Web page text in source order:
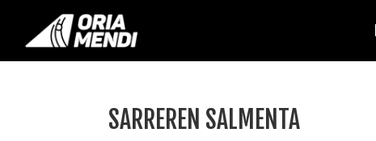
SARREREN SALMENTA